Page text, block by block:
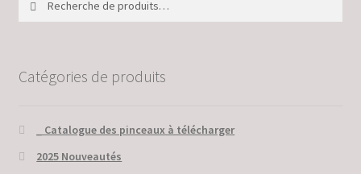
Catégories de produits
_ Catalogue des pinceaux à télécharger
2025 Nouveautés